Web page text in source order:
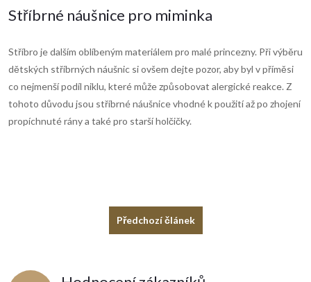
Stříbrné náušnice pro miminka
Stříbro je dalším oblíbeným materiálem pro malé princezny. Při výběru
dětských stříbrných náušnic si ovšem dejte pozor, aby byl v příměsi
co nejmenší podíl niklu, které může způsobovat alergické reakce. Z
tohoto důvodu jsou stříbrné náušnice vhodné k použití až po zhojení
propíchnuté rány a také pro starší holčičky.
Předchozí článek